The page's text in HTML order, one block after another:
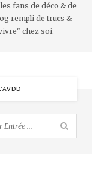
fans de déco & de
rempli de trucs &
chez soi.